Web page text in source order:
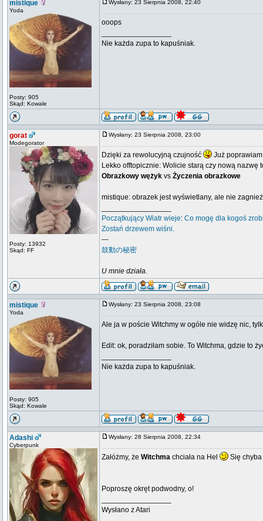
mistique
Yoda
Posty: 905
Skąd: Kowale
Wysłany: 23 Sierpnia 2008, 22:40
ooops
Nie każda zupa to kapuśniak.
gorat
Modegorator
Posty: 13932
Skąd: FF
Wysłany: 23 Sierpnia 2008, 23:00
Dzięki za rewolucyjną czujność
Już
Lekko offtopicznie: Wolicie starą czy nową nazwę
Obrazkowy wężyk vs Życzenia obrazkowe
mistique: obrazek jest wyświetlany, ale nie
Początkujący Wiatr wieje: Co mogę dla kogoś
Zostań drzewem wiśni.
---
鼓動の秘密
U mnie działa.
mistique
Yoda
Posty: 905
Skąd: Kowale
Wysłany: 23 Sierpnia 2008, 23:08
Ale ja w poście Witchmy w ogóle nie widzę nic,
Edit: ok, poradziłam sobie. To Witchma, gdzie to
Nie każda zupa to kapuśniak.
Adashi
Cyberpunk
Wysłany: 28 Sierpnia 2008, 22:34
Załóżmy, że Witchma chciała na Hel Się
Poproszę okręt podwodny, o!
Wysłano z Atari